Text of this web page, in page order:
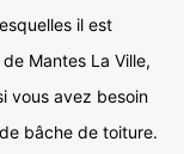
il est
Mantes La Ville,
vous avez besoin
bâche de toiture.